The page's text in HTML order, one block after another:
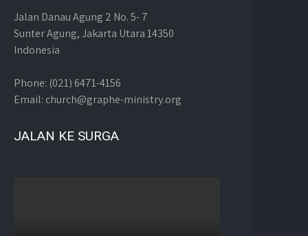
Jalan Danau Agung 2 No. 5- 7
Sunter Agung, Jakarta Utara 14350
Indonesia
Phone: (021) 6471-4156
Email: church@graphe-ministry.org
JALAN KE SURGA